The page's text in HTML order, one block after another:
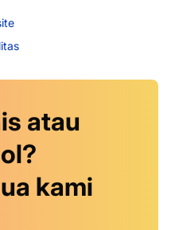
atau
kami